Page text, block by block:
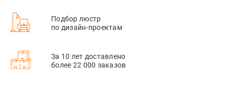
Подбор люстр
по дизайн-проектам
За 10 лет доставлено
более 22 000 заказов